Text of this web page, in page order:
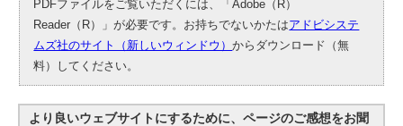
PDFファイルをご覧いただくには、「Adobe（R）
Reader（R）」が必要です。お持ちでないかたはアドビシステ
ムズ社のサイト（新しいウィンドウ）からダウンロード（無
料）してください。
より良いウェブサイトにするために、ページのご感想をお聞